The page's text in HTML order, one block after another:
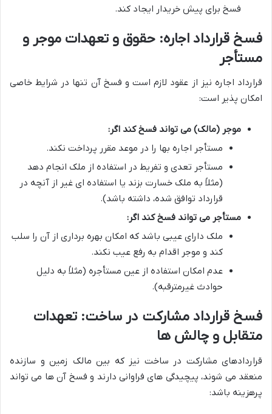
فسخ برای پیش خریدار ایجاد کند.
فسخ قرارداد اجاره: حقوق و تعهدات موجر و
مستأجر
قرارداد اجاره نیز از عقود لازم است و فسخ آن تنها در شرایط خاصی
امکان پذیر است:
موجر (مالک) می تواند فسخ کند اگر:
مستأجر اجاره بها را در موعد مقرر پرداخت نکند.
مستأجر تعدی و تفریط در استفاده از ملک انجام دهد
(مثلاً به ملک خسارت بزند یا استفاده ای غیر از آنچه در
قرارداد توافق شده، داشته باشد).
مستأجر می تواند فسخ کند اگر:
ملک دارای عیبی باشد که امکان بهره برداری از آن را سلب
کند و موجر اقدام به رفع عیب نکند.
عدم امکان استفاده از عین مستأجره (مثلاً به دلیل
حوادث غیرمترقبه).
فسخ قرارداد مشارکت در ساخت: تعهدات
متقابل و چالش ها
قراردادهای مشارکت در ساخت نیز که بین مالک زمین و سازنده
منعقد می شوند، پیچیدگی های فراوانی دارند و فسخ آن ها می تواند
پرهزینه باشد: